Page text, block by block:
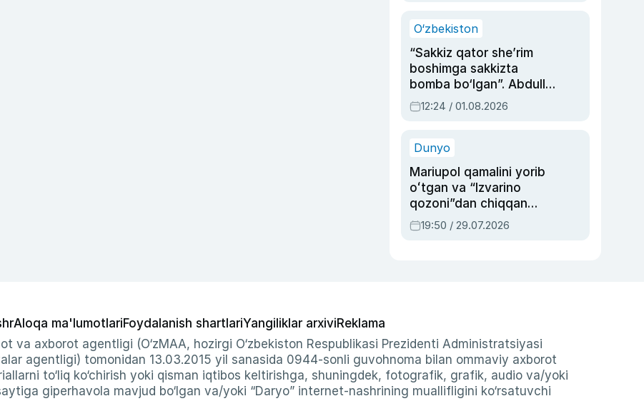
O‘zbekiston
“Sakkiz qator she’rim
boshimga sakkizta
bomba bo‘lgan”. Abdulla
Oripovni siyosiy
ayblovlardan asrab
12:24 / 01.08.2026
Dunyo
Mariupol qamalini yorib
oʻtgan va “Izvarino
qozoni”dan chiqqan
qahramon — Ukraina
armiyasi bosh
19:50 / 29.07.2026
Aloqa ma'lumotlariFoydalanish shartlariYangiliklar arxiviReklama
va axborot agentligi (O‘zMAA, hozirgi O‘zbekiston Respublikasi Prezidenti Administratsiyasi
agentligi) tomonidan 13.03.2015 yil sanasida 0944-sonli guvohnoma bilan ommaviy axborot
to‘liq ko‘chirish yoki qisman iqtibos keltirishga, shuningdek, fotografik, grafik, audio va/yoki
giperhavola mavjud bo‘lgan va/yoki “Daryo” internet-nashrining muallifligini ko‘rsatuvchi